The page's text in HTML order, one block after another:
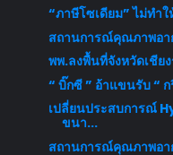
“ภาษีโซเดียม” ไม่ทำ
สถานการณ์คุณภาพอา
พพ.ลงพื้นที่จังหวัดเชีย
“ บิ๊กซี ” อ้าแขนรับ “
เปลี่ยนประสบการณ์
ขนา...
สถานการณ์คุณภาพอา